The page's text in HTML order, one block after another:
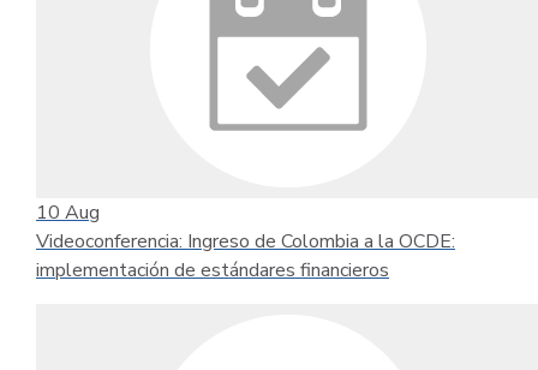
10 Aug
Videoconferencia: Ingreso de Colombia a la OCDE:
implementación de estándares financieros